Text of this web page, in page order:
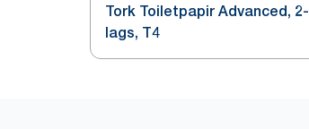
Tork Toiletpapir Advanced, 2-
lags, T4